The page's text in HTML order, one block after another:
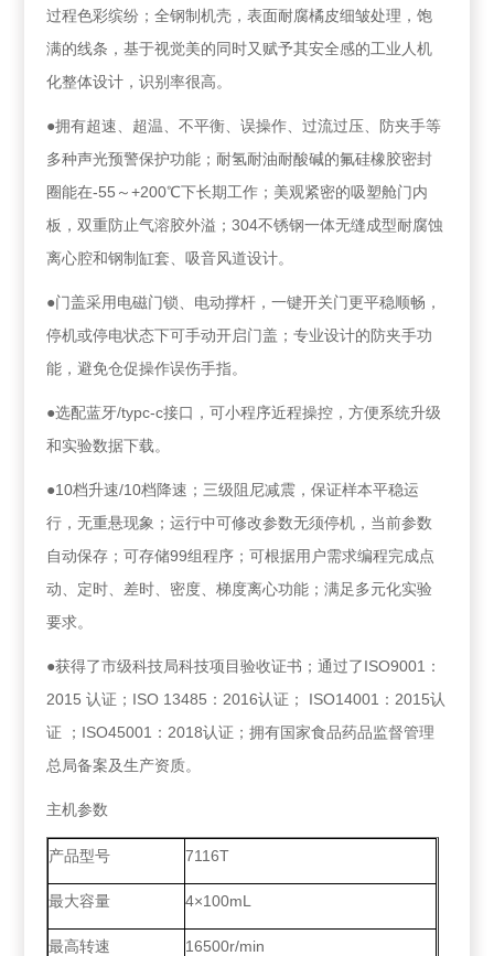
过程色彩缤纷；全钢制机壳，表面耐腐橘皮细皱处理，饱
满的线条，基于视觉美的同时又赋予其安全感的工业人机
化整体设计，识别率很高。
●拥有超速、超温、不平衡、误操作、过流过压、防夹手等
多种声光预警保护功能；耐氢耐油耐酸碱的氟硅橡胶密封
圈能在-55～+200℃下长期工作；美观紧密的吸塑舱门内
板，双重防止气溶胶外溢；304不锈钢一体无缝成型耐腐蚀
离心腔和钢制缸套、吸音风道设计。
●门盖采用电磁门锁、电动撑杆，一键开关门更平稳顺畅，
停机或停电状态下可手动开启门盖；专业设计的防夹手功
能，避免仓促操作误伤手指。
●选配蓝牙/typc-c接口，可小程序近程操控，方便系统升级
和实验数据下载。
●10档升速/10档降速；三级阻尼减震，保证样本平稳运
行，无重悬现象；运行中可修改参数无须停机，当前参数
自动保存；可存储99组程序；可根据用户需求编程完成点
动、定时、差时、密度、梯度离心功能；满足多元化实验
要求。
●获得了市级科技局科技项目验收证书；通过了ISO9001：
2015 认证；ISO 13485：2016认证； ISO14001：2015认
证 ；ISO45001：2018认证；拥有国家食品药品监督管理
总局备案及生产资质。
主机参数
产品型号 7116T
最大容量 4×100mL
最高转速 16500r/min